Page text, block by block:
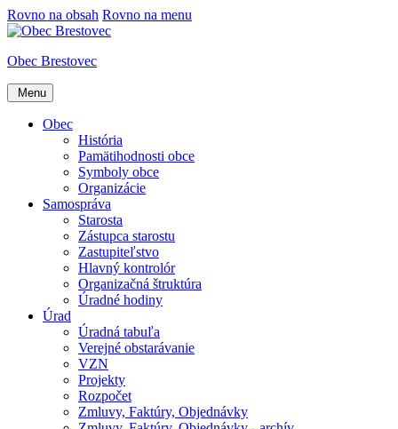
Rovno na obsah Rovno na menu
Obec Brestovec
Menu
Obec
História
Pamätihodnosti obce
Symboly obce
Organizácie
Samospráva
Starosta
Zástupca starostu
Zastupiteľstvo
Hlavný kontrolór
Organizačná štruktúra
Úradné hodiny
Úrad
Úradná tabuľa
Verejné obstarávanie
VZN
Projekty
Rozpočet
Zmluvy, Faktúry, Objednávky